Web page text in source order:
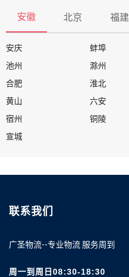
安徽 北京 福建
安庆 蚌埠
池州
滁州
合肥
淮北
黄山
六安
宿州
铜陵
宣城
联系我们
广圣物流--专业物流 服务周到
周一到周日08:30-18:30